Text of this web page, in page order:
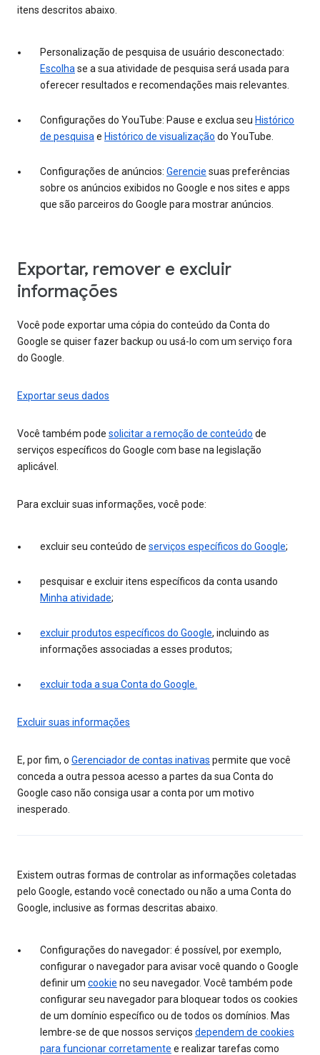
itens descritos abaixo.
Personalização de pesquisa de usuário desconectado:
Escolha se a sua atividade de pesquisa será usada para
oferecer resultados e recomendações mais relevantes.
Configurações do YouTube: Pause e exclua seu Histórico
de pesquisa e Histórico de visualização do YouTube.
Configurações de anúncios: Gerencie suas preferências
sobre os anúncios exibidos no Google e nos sites e apps
que são parceiros do Google para mostrar anúncios.
Exportar, remover e excluir
informações
Você pode exportar uma cópia do conteúdo da Conta do
Google se quiser fazer backup ou usá-lo com um serviço fora
do Google.
Exportar seus dados
Você também pode solicitar a remoção de conteúdo de
serviços específicos do Google com base na legislação
aplicável.
Para excluir suas informações, você pode:
excluir seu conteúdo de serviços específicos do Google;
pesquisar e excluir itens específicos da conta usando
Minha atividade;
excluir produtos específicos do Google, incluindo as
informações associadas a esses produtos;
excluir toda a sua Conta do Google.
Excluir suas informações
E, por fim, o Gerenciador de contas inativas permite que você
conceda a outra pessoa acesso a partes da sua Conta do
Google caso não consiga usar a conta por um motivo
inesperado.
Existem outras formas de controlar as informações coletadas
pelo Google, estando você conectado ou não a uma Conta do
Google, inclusive as formas descritas abaixo.
Configurações do navegador: é possível, por exemplo,
configurar o navegador para avisar você quando o Google
definir um cookie no seu navegador. Você também pode
configurar seu navegador para bloquear todos os cookies
de um domínio específico ou de todos os domínios. Mas
lembre-se de que nossos serviços dependem de cookies
para funcionar corretamente e realizar tarefas como